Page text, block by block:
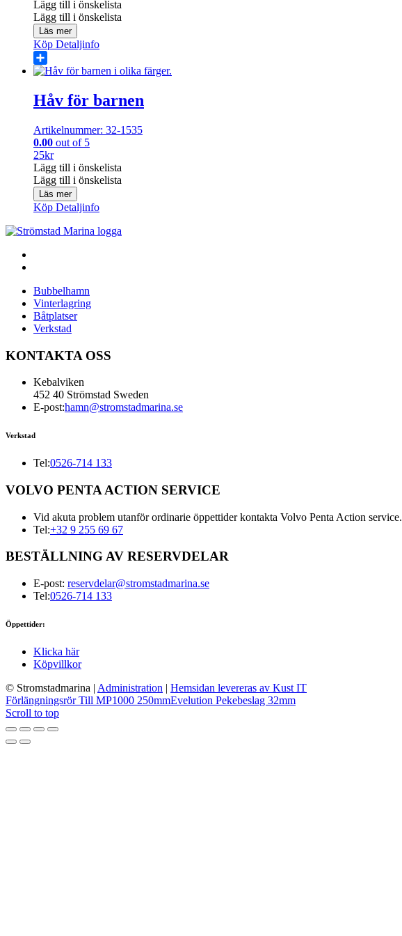
Lägg till i önskelista
Lägg till i önskelista
Läs mer
Köp Detaljinfo
Share
Håv för barnen
Artikelnummer: 32-1535
0.00 out of 5
25kr
Lägg till i önskelista
Lägg till i önskelista
Läs mer
Köp Detaljinfo
Bubbelhamn
Vinterlagring
Båtplatser
Verkstad
KONTAKTA OSS
Kebalviken
452 40 Strömstad Sweden
E-post:hamn@stromstadmarina.se
Verkstad
Tel:0526-714 133
VOLVO PENTA ACTION SERVICE
Vid akuta problem utanför ordinarie öppettider kontakta Volvo Penta Action service.
Tel:+32 9 255 69 67
BESTÄLLNING AV RESERVDELAR
E-post: reservdelar@stromstadmarina.se
Tel:0526-714 133
Öppettider:
Klicka här
Köpvillkor
© Stromstadmarina | Administration | Hemsidan levereras av Kust IT
Förlängningsrör Till MP1000 250mmEvelution Pekebeslag 32mm
Scroll to top